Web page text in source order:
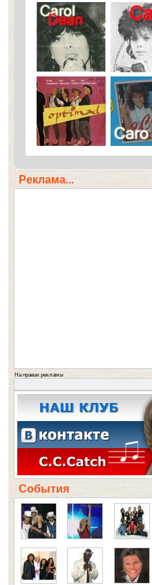
Реклама...
На правах рекламы
События